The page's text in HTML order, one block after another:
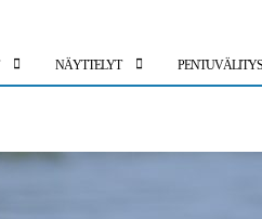
NÄYTTELYT PENTUVÄLITYS